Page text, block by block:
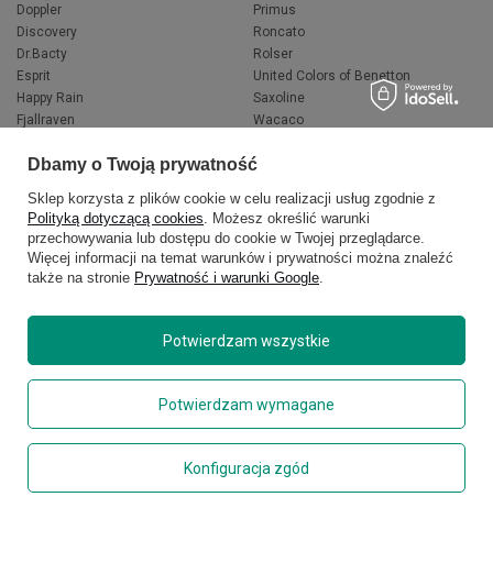
Doppler
Discovery
Dr.Bacty
Esprit
Happy Rain
Fjallraven
Herschel
Knirps
LEGO
Muitomas
National Geographic
Primus
Roncato
Rolser
United Colors of Benetton
Saxoline
Wacaco
Victorinox
XD Design
Zojirushi
FLYNKA
VANS
Copyright © 2026 delcaso.pl. Wszelkie prawa zastrzeżone.
Dbamy o Twoją prywatność
Sklep korzysta z plików cookie w celu realizacji usług zgodnie z
Polityką dotyczącą cookies. Możesz określić warunki
przechowywania lub dostępu do cookie w Twojej przeglądarce.
Więcej informacji na temat warunków i prywatności można znaleźć
także na stronie Prywatność i warunki Google.
Potwierdzam wymagane
Konfiguracja zgód
Potwierdzam wszystkie